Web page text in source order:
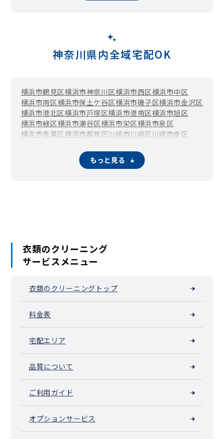
神奈川県内全域宅配OK
横浜市鶴見区横浜市神奈川区横浜市西区横浜市中区
横浜市南区横浜市保土ケ谷区横浜市磯子区横浜市金沢区
横浜市港北区横浜市戸塚区横浜市港南区横浜市旭区
横浜市緑区横浜市瀬谷区横浜市栄区横浜市泉区
横浜市青葉区横浜市都筑区川崎市川崎区川崎市幸区
相模原市緑区（橋本）相模原市中央区
相模原市南区（相模大野）横須賀市 平塚市
もっと見る
衣類のクリーニング
サービスメニュー
衣類のクリーニングトップ
料金表
宅配エリア
品質について
ご利用ガイド
オプションサービス